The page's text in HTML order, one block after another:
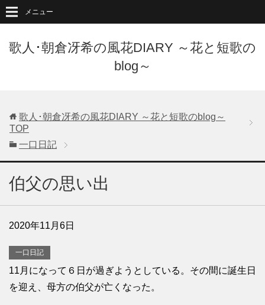
歌人･朝倉冴希の風花DIARY ～花と短歌の
blog～
メニュー
歌人･朝倉冴希の風花DIARY ～花と短歌のblog～
TOP
一口日記
伯父の思い出
2020年11月6日
一口日記
11月になって６日が過ぎようとしている。その間に誕生日
を迎え、母方の伯父が亡くなった。